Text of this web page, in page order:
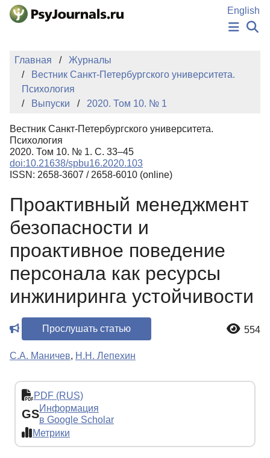
Перейти к основному содержанию
English
НОВОСТИ
ИЗДАНИЯ
АВТОРЫ
БАЗА ЗНАНИЙ
КЛЮЧЕВЫЕ СЛОВА
Регистрация
Главная
Журналы
Вестник Санкт-Петербургского университета.
Психология
Выпуски
2020. Том 10. № 1
Вестник Санкт-Петербургского университета.
Психология
2020. Том 10. № 1. С. 33–45
doi:10.21638/spbu16.2020.103
ISSN: 2658-3607 / 2658-6010 (online)
Проактивный менеджмент
безопасности и
проактивное поведение
персонала как ресурсы
инжиниринга устойчивости
Прослушать статью 554
С.А. Маничев, Н.Н. Лепехин
PDF (RUS)
GSИнформация
в Google Scholar
Метрики